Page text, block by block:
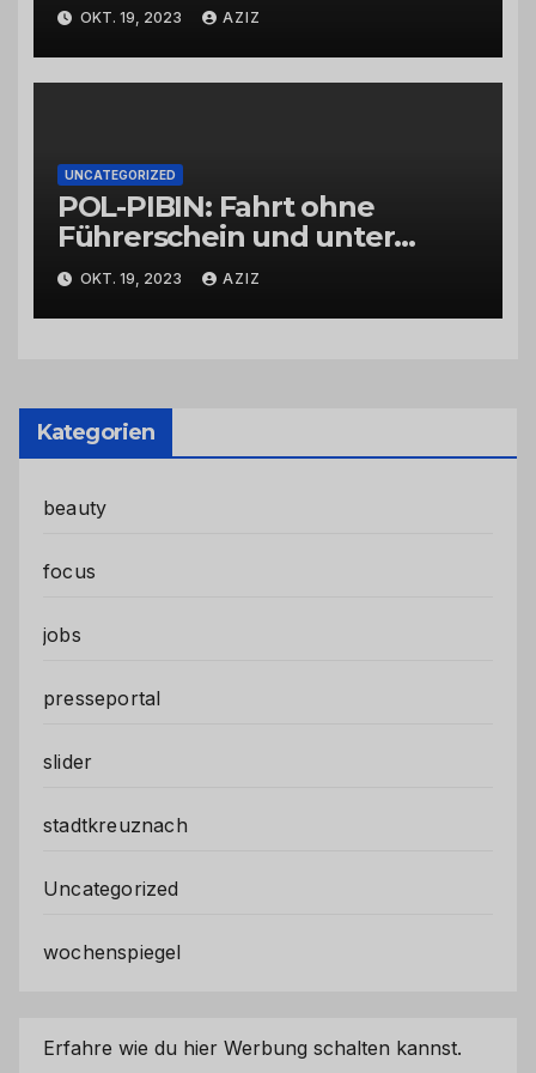
OKT. 19, 2023 AZIZ
UNCATEGORIZED
POL-PIBIN: Fahrt ohne
Führerschein und unter
Einfluss von Drogen
OKT. 19, 2023 AZIZ
Kategorien
beauty
focus
jobs
presseportal
slider
stadtkreuznach
Uncategorized
wochenspiegel
Erfahre wie du hier Werbung schalten kannst.